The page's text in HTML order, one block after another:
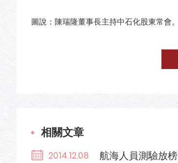
圖說：陳瑞隆董事長主持中石化股東常會。
相關文章
2014.12.08 航海人員測驗放榜